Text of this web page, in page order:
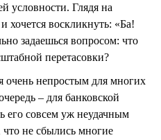
условности. Глядя на
хочется воскликнуть: «Ба!
задаешься вопросом: что
перетасовки?
очень непростым для многих
– для банковской
его совсем уж неудачным
не сбылись многие